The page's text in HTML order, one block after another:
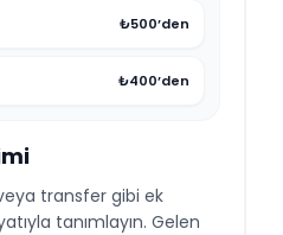
₺500’den
₺400’den
transfer gibi ek
tanımlayın. Gelen